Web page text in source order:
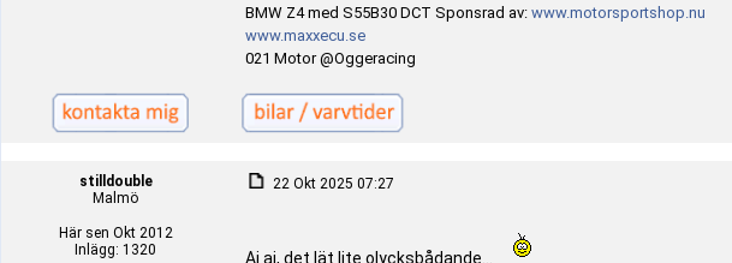
BMW Z4 med S55B30 DCT Sponsrad av: www.motorsportshop.nu
www.maxxecu.se
021 Motor @Oggeracing
stilldouble
Malmö
Här sen Okt 2012
Inlägg: 1320
22 Okt 2025 07:27
Aj aj, det lät lite olycksbådande...